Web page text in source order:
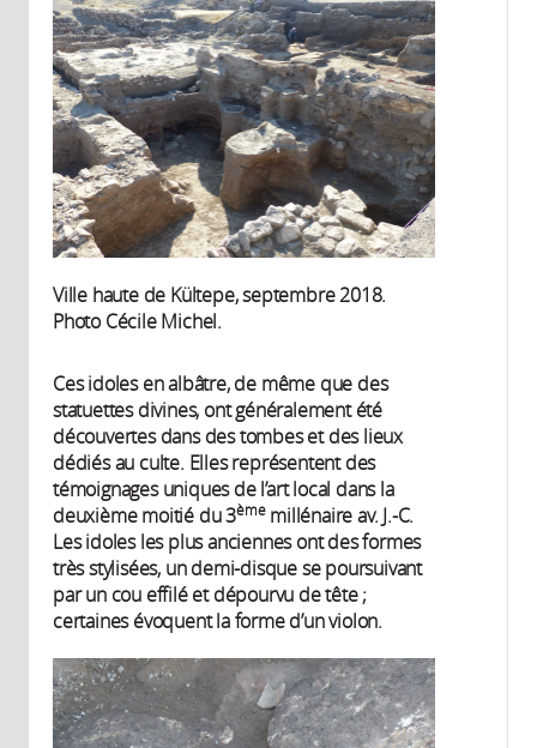
Ville haute de Kültepe, septembre 2018.
Photo Cécile Michel.
Ces idoles en albâtre, de même que des
statuettes divines, ont généralement été
découvertes dans des tombes et des lieux
dédiés au culte. Elles représentent des
témoignages uniques de l’art local dans la
deuxième moitié du 3èmemillénaire av. J.-C.
Les idoles les plus anciennes ont des formes
très stylisées, un demi-disque se poursuivant
par un cou effilé et dépourvu de tête ;
certaines évoquent la forme d’un violon.